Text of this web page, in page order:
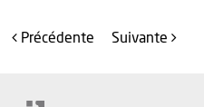
précédente suivante